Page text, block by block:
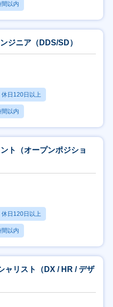
間以内
ジニア（DDS/SD）
休日120日以上
間以内
ト（オープンポジショ
休日120日以上
間以内
ャリスト（DX / HR / デザ